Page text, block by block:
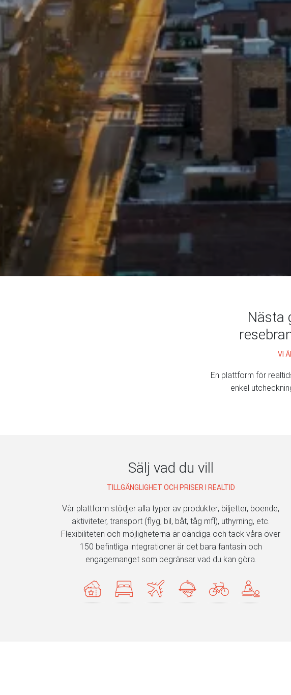
Nästa
VI
En plattform för
enkel
Sälj vad du vill
TILLGÄNGLIGHET OCH PRISER I REALTID
Vår plattform stödjer alla typer av produkter; biljetter, boende,
aktiviteter, transport (flyg, bil, båt, tåg mfl), uthyrning, etc.
Flexibiliteten och möjligheterna är oändiga och tack våra över
150 befintliga integrationer är det bara fantasin och
engagemanget som begränsar vad du kan göra.